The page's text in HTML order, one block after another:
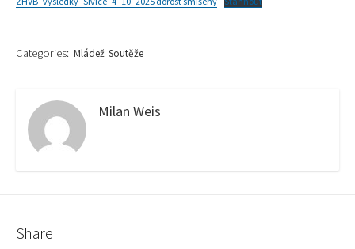
Categories: Mládež Soutěže
Milan Weis
Share